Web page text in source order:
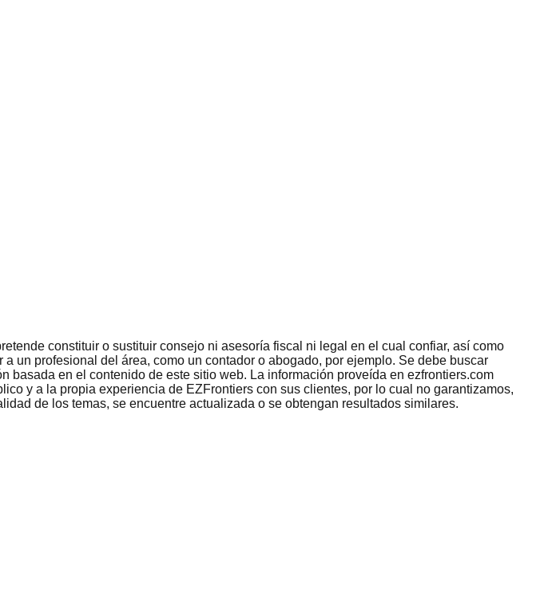
constituir o sustituir consejo ni asesoría fiscal ni legal en el cual confiar, así como
un profesional del área, como un contador o abogado, por ejemplo. Se debe buscar
en el contenido de este sitio web. La información proveída en ezfrontiers.com
y a la propia experiencia de EZFrontiers con sus clientes, por lo cual no garantizamos,
de los temas, se encuentre actualizada o se obtengan resultados similares.